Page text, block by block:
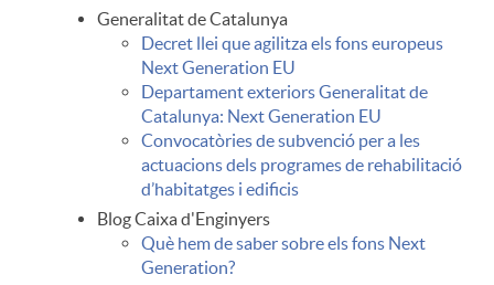
Generalitat de Catalunya
Decret llei que agilitza els fons europeus
Next Generation EU
Departament exteriors Generalitat de
Catalunya: Next Generation EU
Convocatòries de subvenció per a les
actuacions dels programes de rehabilitació
d’habitatges i edificis
Blog Caixa d'Enginyers
Què hem de saber sobre els fons Next
Generation?